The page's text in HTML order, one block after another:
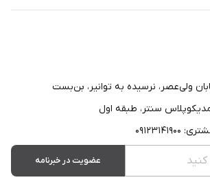
ولی‌عصر، نرسیده به توانیر، بن‌بست
سنتر، طبقه اول
عضویت در خبرنامه